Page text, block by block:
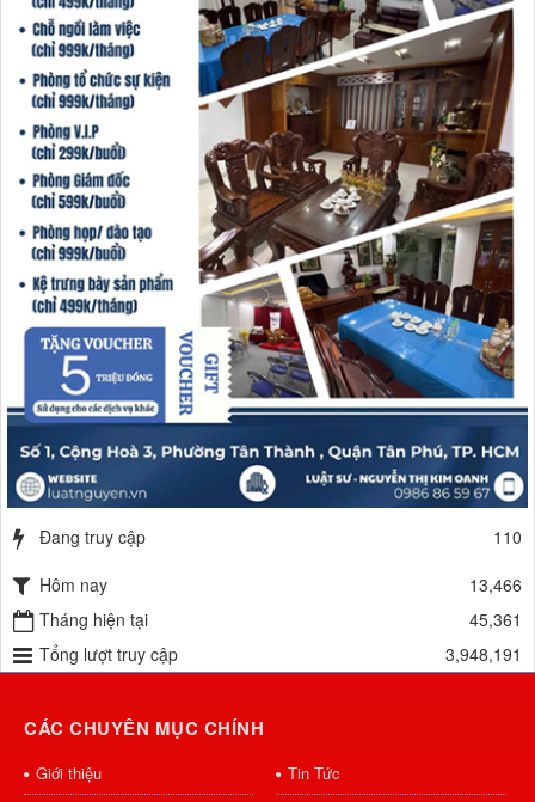
Đang truy cập
110
Hôm nay
13,466
Tháng hiện tại
45,361
Tổng lượt truy cập
3,948,191
CÁC CHUYÊN MỤC CHÍNH
Giới thiệu
Tin Tức